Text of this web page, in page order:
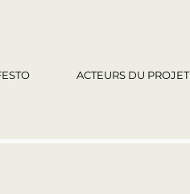
ACTEURS DU PROJET